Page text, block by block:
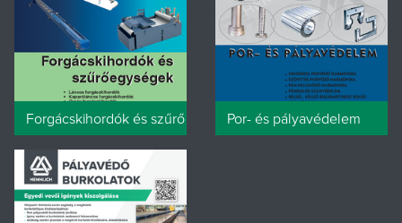
Forgácskihordók és szűrőegységekPor- és pályavédelem